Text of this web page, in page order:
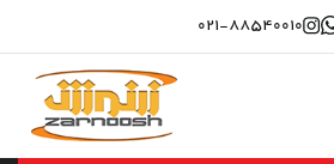
whatsapp
Instagram
۰۲۱-۸۸۵۴۰۰۱۰